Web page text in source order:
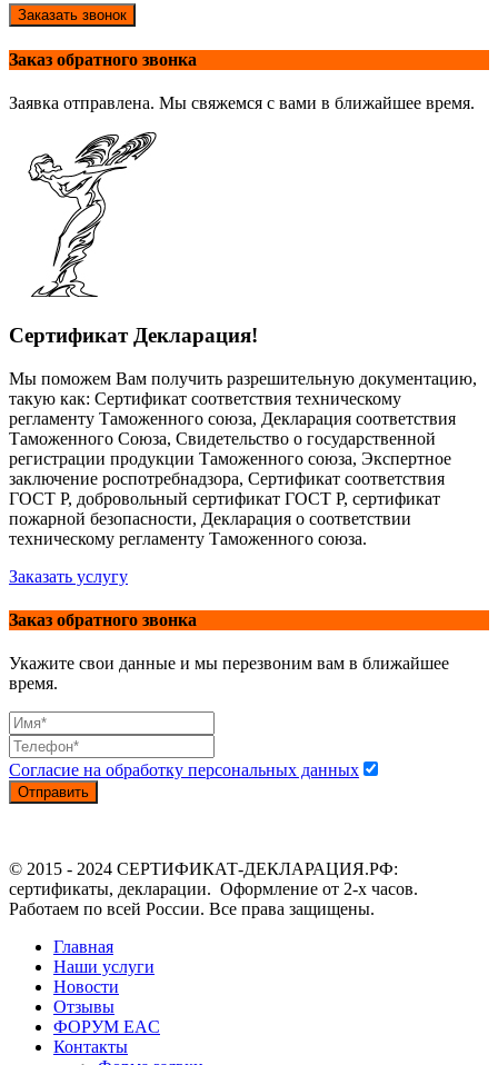
Заказать звонок
Заказ обратного звонка
Заявка отправлена. Мы свяжемся с вами в ближайшее время.
Сертификат Декларация!
Мы поможем Вам получить разрешительную документацию,
такую как: Сертификат соответствия техническому
регламенту Таможенного союза, Декларация соответствия
Таможенного Союза, Свидетельство о государственной
регистрации продукции Таможенного союза, Экспертное
заключение роспотребнадзора, Сертификат соответствия
ГОСТ Р, добровольный сертификат ГОСТ Р, сертификат
пожарной безопасности, Декларация о соответствии
техническому регламенту Таможенного союза.
Заказать услугу
Заказ обратного звонка
Укажите свои данные и мы перезвоним вам в ближайшее
время.
Согласие на обработку персональных данных
Отправить
© 2015 - 2024 СЕРТИФИКАТ-ДЕКЛАРАЦИЯ.РФ:
сертификаты, декларации. Оформление от 2-х часов.
Работаем по всей России. Все права защищены.
Главная
Наши услуги
Новости
Отзывы
ФОРУМ EAC
Контакты